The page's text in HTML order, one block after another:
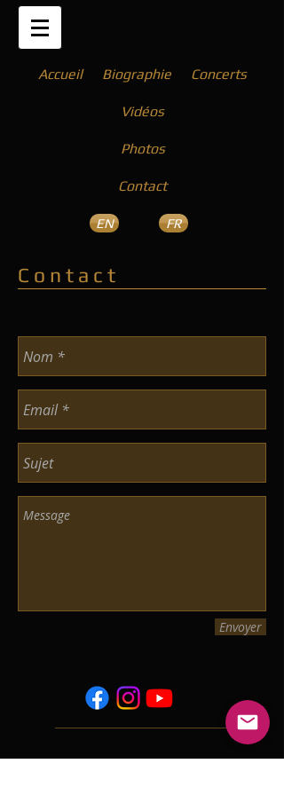
Accueil Biographie Concerts
Vidéos
Photos
Contact
EN FR
C o n t a c t
Envoyer